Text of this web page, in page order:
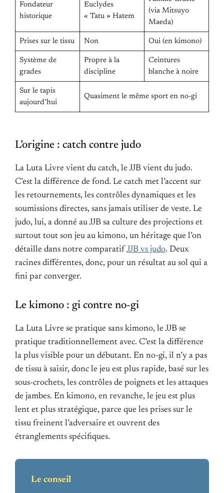
Fondateur
historique
Euclydes
« Tatu » Hatem
(via Mitsuyo
Maeda)
Prises sur le tissu Non Oui (en kimono)
Système de
grades
Propre à la
discipline
Ceintures
blanche à noire
Sur le tapis
aujourd’hui
Quasiment le même sport en no-gi
L’origine : catch contre judo
La Luta Livre vient du catch, le JJB vient du judo.
C’est la différence de fond. Le catch met l’accent sur
les retournements, les contrôles dynamiques et les
soumissions directes, sans jamais utiliser de veste. Le
judo, lui, a donné au JJB sa culture des projections et
surtout tout son jeu au kimono, un héritage que l’on
détaille dans notre comparatif JJB vs judo. Deux
racines différentes, donc, pour un résultat au sol qui a
fini par converger.
Le kimono : gi contre no-gi
La Luta Livre se pratique sans kimono, le JJB se
pratique traditionnellement avec. C’est la différence
la plus visible pour un débutant. En no-gi, il n’y a pas
de tissu à saisir, donc le jeu est plus rapide, basé sur les
sous-crochets, les contrôles de poignets et les attaques
de jambes. En kimono, en revanche, le jeu est plus
lent et plus stratégique, parce que les prises sur le
tissu freinent l’adversaire et ouvrent des
étranglements spécifiques.
Le conseil